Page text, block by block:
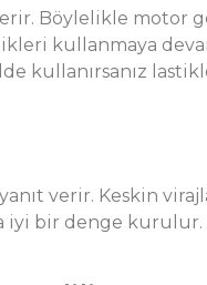
Böylelikle motor
kullanmaya
kullanırsanız
verir. Keskin
iyi bir denge